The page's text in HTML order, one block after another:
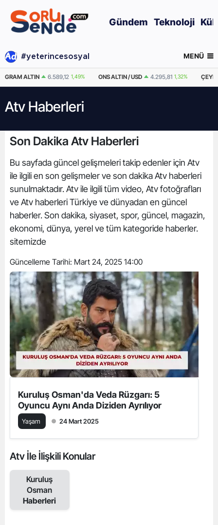
Gündem Teknoloji
#yeterincesosyal MENÜ
GRAM ALTIN 6.589,12 1,49% ONS ALTIN / USD 4.295,81 1,32%
Atv Haberleri
Son Dakika Atv Haberleri
Bu sayfada güncel gelişmeleri takip edenler için Atv
ile ilgili en son gelişmeler ve son dakika Atv haberleri
sunulmaktadır. Atv ile ilgili tüm video, Atv fotoğrafları
ve Atv haberleri Türkiye ve dünyadan en güncel
haberler. Son dakika, siyaset, spor, güncel, magazin,
ekonomi, dünya, yerel ve tüm kategoride haberler.
sitemizde
Güncelleme Tarihi: Mart 24, 2025 14:00
Kuruluş Osman'da Veda Rüzgarı: 5
Oyuncu Aynı Anda Diziden Ayrılıyor
Yaşam 24 Mart 2025
Atv İle İlişkili Konular
Kuruluş
Osman
Haberleri